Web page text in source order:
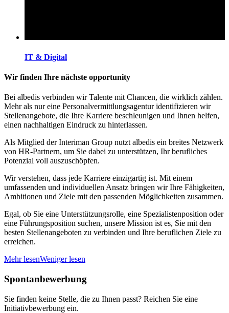
IT & Digital
Wir finden Ihre nächste opportunity
Bei albedis verbinden wir Talente mit Chancen, die wirklich zählen.
Mehr als nur eine Personalvermittlungsagentur identifizieren wir
Stellenangebote, die Ihre Karriere beschleunigen und Ihnen helfen,
einen nachhaltigen Eindruck zu hinterlassen.
Als Mitglied der Interiman Group nutzt albedis ein breites Netzwerk
von HR-Partnern, um Sie dabei zu unterstützen, Ihr berufliches
Potenzial voll auszuschöpfen.
Wir verstehen, dass jede Karriere einzigartig ist. Mit einem
umfassenden und individuellen Ansatz bringen wir Ihre Fähigkeiten,
Ambitionen und Ziele mit den passenden Möglichkeiten zusammen.
Egal, ob Sie eine Unterstützungsrolle, eine Spezialistenposition oder
eine Führungsposition suchen, unsere Mission ist es, Sie mit den
besten Stellenangeboten zu verbinden und Ihre beruflichen Ziele zu
erreichen.
Mehr lesenWeniger lesen
Spontanbewerbung
Sie finden keine Stelle, die zu Ihnen passt? Reichen Sie eine
Initiativbewerbung ein.